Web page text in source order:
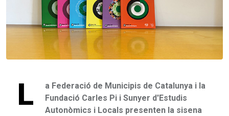
L
a Federació de Municipis de Catalunya i la
Fundació Carles Pi i Sunyer d'Estudis
Autonòmics i Locals presenten la sisena